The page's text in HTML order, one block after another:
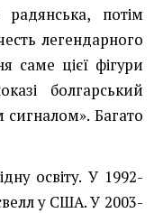
потім
легендарного
саме цієї фігури
болгарський
сигналом». Багато
освіту. У 1992-
у США. У 2003-